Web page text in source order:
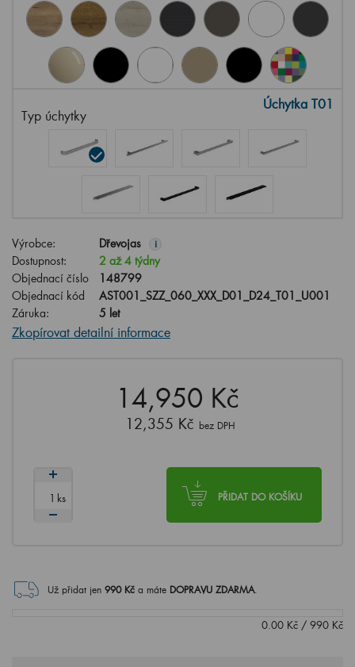
Typ úchytky
Úchytka T01
Výrobce: Dřevojas i
Dostupnost:
2 až 4 týdny
Objednací číslo
148799
Objednací kód
AST001_SZZ_060_XXX_D01_D24_T01_U001
Záruka:
5 let
Zkopírovat detailní informace
14,950 Kč
12,355 Kč bez DPH
PŘIDAT DO KOŠÍKU
ks
Už přidat jen 990Kč a máte DOPRAVU ZDARMA.
0.00 Kč / 990 Kč